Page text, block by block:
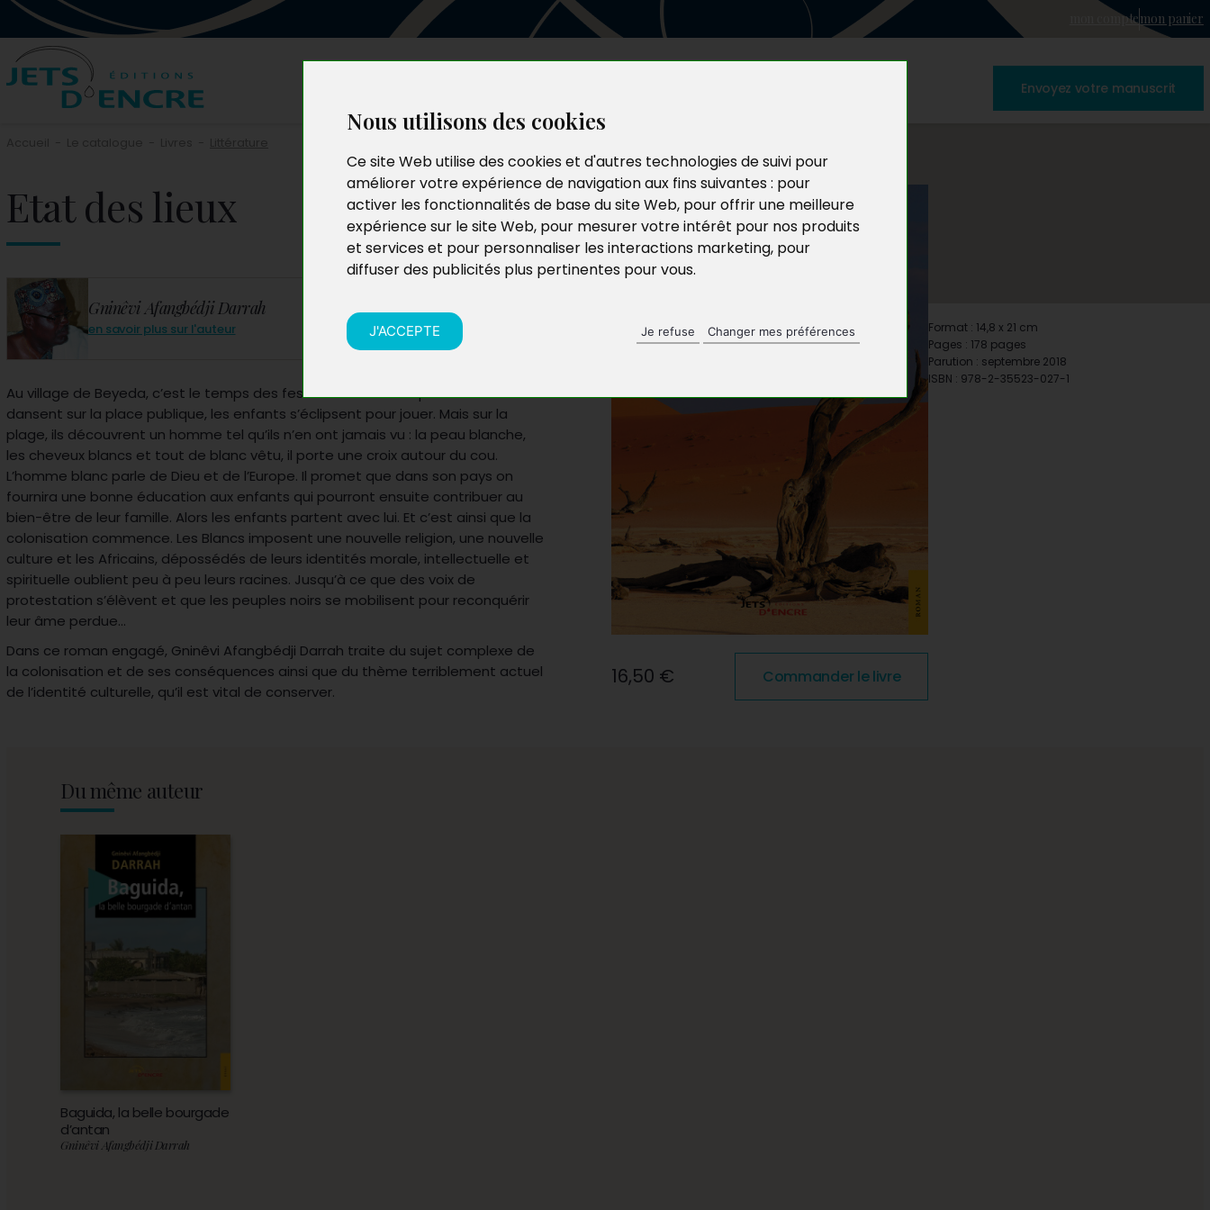
Nous utilisons des cookies
Ce site Web utilise des cookies et d'autres technologies de suivi pour
améliorer votre expérience de navigation aux fins suivantes : pour
activer les fonctionnalités de base du site Web, pour offrir une meilleure
expérience sur le site Web, pour mesurer votre intérêt pour nos produits
et services et pour personnaliser les interactions marketing, pour
diffuser des publicités plus pertinentes pour vous.
J'ACCEPTE Je refuse Changer mes préférences
mon comptemon panier
Envoyez votre manuscrit
Etat des lieux
Gninêvi Afangbédji Darrah
en savoir plus sur l'auteur
Au village de Beyeda, c’est le temps des festivités. Pendant que les adultes
dansent sur la place publique, les enfants s’éclipsent pour jouer. Mais sur la
plage, ils découvrent un homme tel qu’ils n’en ont jamais vu : la peau blanche,
les cheveux blancs et tout de blanc vêtu, il porte une croix autour du cou.
L’homme blanc parle de Dieu et de l’Europe. Il promet que dans son pays on
fournira une bonne éducation aux enfants qui pourront ensuite contribuer au
bien-être de leur famille. Alors les enfants partent avec lui. Et c’est ainsi que la
colonisation commence. Les Blancs imposent une nouvelle religion, une nouvelle
culture et les Africains, dépossédés de leurs identités morale, intellectuelle et
spirituelle oublient peu à peu leurs racines. Jusqu’à ce que des voix de
protestation s’élèvent et que les peuples noirs se mobilisent pour reconquérir
leur âme perdue…
Dans ce roman engagé, Gninêvi Afangbédji Darrah traite du sujet complexe de
la colonisation et de ses conséquences ainsi que du thème terriblement actuel
de l’identité culturelle, qu’il est vital de conserver.
16,50 € Commander le livre
Format : 14,8 x 21 cm
Pages : 178 pages
Parution : septembre 2018
ISBN : 978-2-35523-027-1
Du même auteur
Baguida, la belle bourgade
d’antan
Gninêvi Afangbédji Darrah